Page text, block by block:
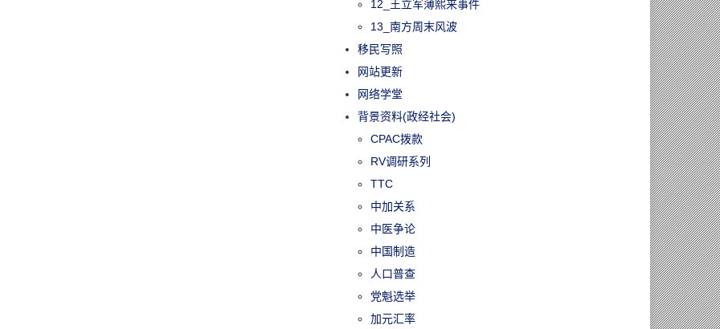
12_王立军薄熙来事件
13_南方周末风波
移民写照
网站更新
网络学堂
背景资料(政经社会)
CPAC拨款
RV调研系列
TTC
中加关系
中医争论
中国制造
人口普查
党魁选举
加元汇率